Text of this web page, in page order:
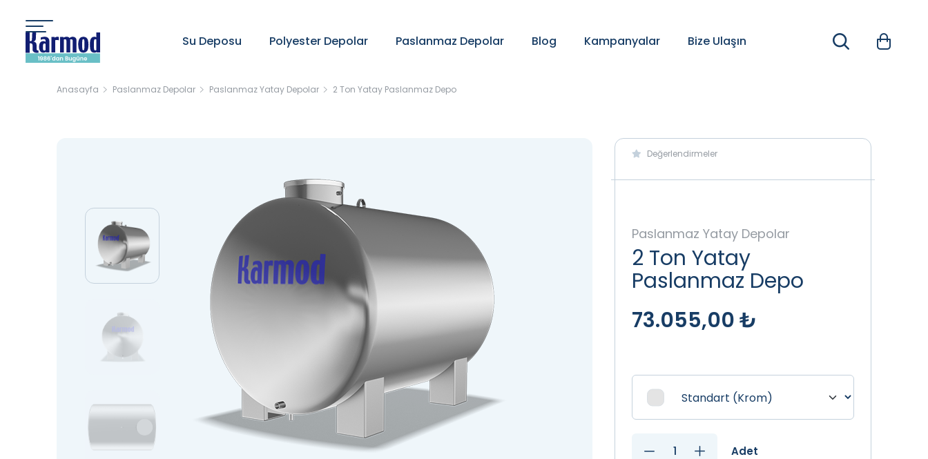
Su Deposu Polyester Depolar Paslanmaz Depolar Blog Kampanyalar Bize Ulaşın
Anasayfa Paslanmaz Depolar Paslanmaz Yatay Depolar 2 Ton Yatay Paslanmaz Depo
Değerlendirmeler
Paslanmaz Yatay Depolar
2 Ton Yatay
Paslanmaz Depo
73.055,00 ₺
Adet